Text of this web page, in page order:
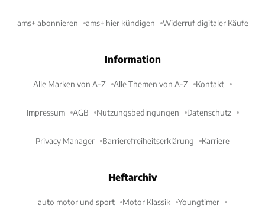
ams+ abonnieren ams+ hier kündigen Widerruf digitaler Käufe
Information
Alle Marken von A-Z Alle Themen von A-Z Kontakt
Impressum AGB Nutzungsbedingungen Datenschutz
Privacy Manager Barrierefreiheitserklärung Karriere
Heftarchiv
auto motor und sport Motor Klassik Youngtimer